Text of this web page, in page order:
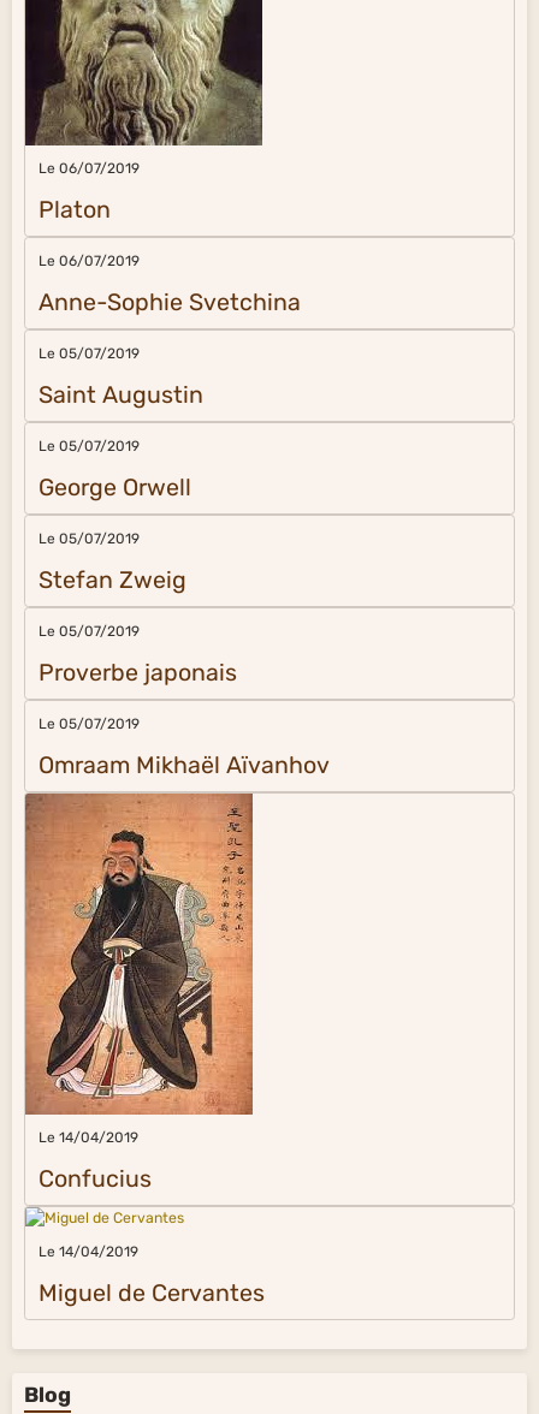
Le 06/07/2019
Platon
Le 06/07/2019
Anne-Sophie Svetchina
Le 05/07/2019
Saint Augustin
Le 05/07/2019
George Orwell
Le 05/07/2019
Stefan Zweig
Le 05/07/2019
Proverbe japonais
Le 05/07/2019
Omraam Mikhaël Aïvanhov
Le 14/04/2019
Confucius
Le 14/04/2019
Miguel de Cervantes
Blog